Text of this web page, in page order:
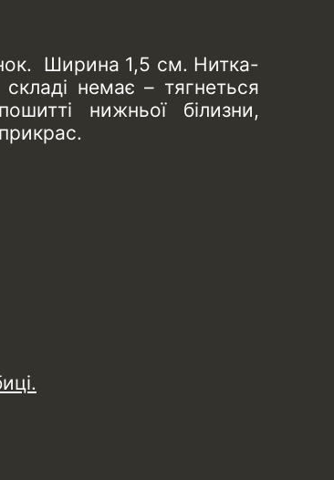
Ширина 1,5 см. Нитка-
немає – тягнеться
нижньої білизни,